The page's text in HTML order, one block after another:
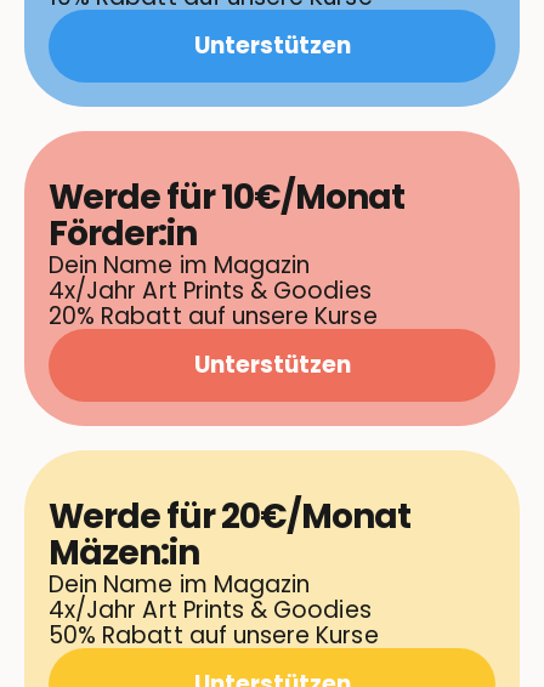
Unterstützen
Werde für 10€/Monat
Förder:in
Dein Name im Magazin
4x/Jahr Art Prints & Goodies
20% Rabatt auf unsere Kurse
Unterstützen
Werde für 20€/Monat
Mäzen:in
Dein Name im Magazin
4x/Jahr Art Prints & Goodies
50% Rabatt auf unsere Kurse